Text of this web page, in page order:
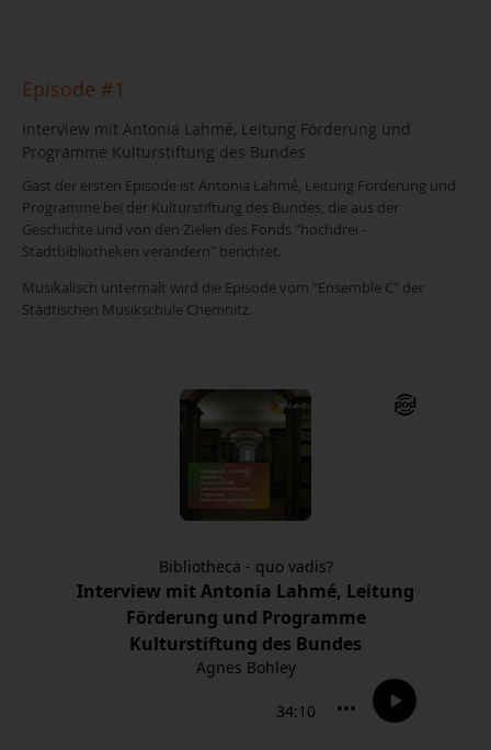
Episode #1
Interview mit Antonia Lahmé, Leitung Förderung und
Programme Kulturstiftung des Bundes
Gast der ersten Episode ist Antonia Lahmé, Leitung Förderung und
Programme bei der Kulturstiftung des Bundes, die aus der
Geschichte und von den Zielen des Fonds "hochdrei -
Stadtbibliotheken verändern" berichtet.
Musikalisch untermalt wird die Episode vom "Ensemble C" der
Städtischen Musikschule Chemnitz.